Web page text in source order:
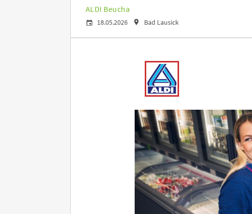
ALDI Beucha
18.05.2026 Bad Lausick